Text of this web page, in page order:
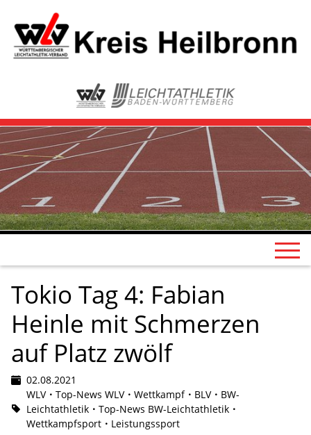
Tokio Tag 4: Fabian
Heinle mit Schmerzen
auf Platz zwölf
02.08.2021
WLV
Top-News WLV Wettkampf BLV
BW-
Leichtathletik
Top-News BW-Leichtathletik
Wettkampfsport
Leistungssport